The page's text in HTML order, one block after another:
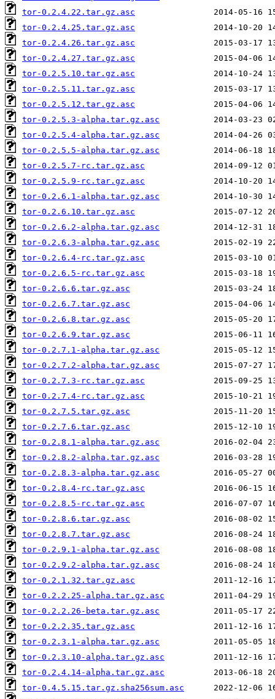
tor-0.2.4.22.tar.gz.asc
tor-0.2.4.25.tar.gz.asc
tor-0.2.4.26.tar.gz.asc
tor-0.2.4.27.tar.gz.asc
tor-0.2.5.10.tar.gz.asc
tor-0.2.5.11.tar.gz.asc
tor-0.2.5.12.tar.gz.asc
tor-0.2.5.3-alpha.tar.gz.asc
tor-0.2.5.4-alpha.tar.gz.asc
tor-0.2.5.5-alpha.tar.gz.asc
tor-0.2.5.7-rc.tar.gz.asc
tor-0.2.5.9-rc.tar.gz.asc
tor-0.2.6.1-alpha.tar.gz.asc
tor-0.2.6.10.tar.gz.asc
tor-0.2.6.2-alpha.tar.gz.asc
tor-0.2.6.3-alpha.tar.gz.asc
tor-0.2.6.4-rc.tar.gz.asc
tor-0.2.6.5-rc.tar.gz.asc
tor-0.2.6.6.tar.gz.asc
tor-0.2.6.7.tar.gz.asc
tor-0.2.6.8.tar.gz.asc
tor-0.2.6.9.tar.gz.asc
tor-0.2.7.1-alpha.tar.gz.asc
tor-0.2.7.2-alpha.tar.gz.asc
tor-0.2.7.3-rc.tar.gz.asc
tor-0.2.7.4-rc.tar.gz.asc
tor-0.2.7.5.tar.gz.asc
tor-0.2.7.6.tar.gz.asc
tor-0.2.8.1-alpha.tar.gz.asc
tor-0.2.8.2-alpha.tar.gz.asc
tor-0.2.8.3-alpha.tar.gz.asc
tor-0.2.8.4-rc.tar.gz.asc
tor-0.2.8.5-rc.tar.gz.asc
tor-0.2.8.6.tar.gz.asc
tor-0.2.8.7.tar.gz.asc
tor-0.2.9.1-alpha.tar.gz.asc
tor-0.2.9.2-alpha.tar.gz.asc
tor-0.2.1.32.tar.gz.asc
tor-0.2.2.25-alpha.tar.gz.asc
tor-0.2.2.26-beta.tar.gz.asc
tor-0.2.2.35.tar.gz.asc
tor-0.2.3.1-alpha.tar.gz.asc
tor-0.2.3.10-alpha.tar.gz.asc
tor-0.2.4.14-alpha.tar.gz.asc
tor-0.4.5.15.tar.gz.sha256sum.asc